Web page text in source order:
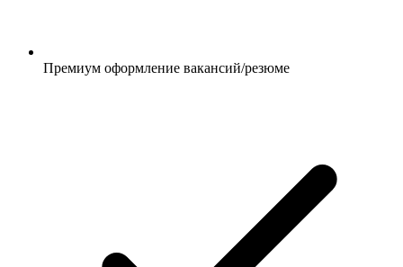
Премиум оформление вакансий/резюме